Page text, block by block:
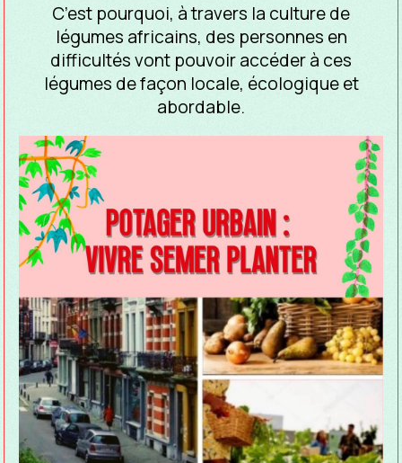
C’est pourquoi, à travers la culture de
légumes africains, des personnes en
difficultés vont pouvoir accéder à ces
légumes de façon locale, écologique et
abordable.